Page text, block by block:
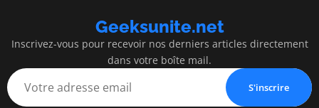
Geeksunite.net
Inscrivez-vous pour recevoir nos derniers articles directement
dans votre boîte mail.
S'inscrire